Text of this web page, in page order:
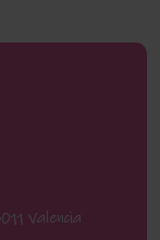
Valencia